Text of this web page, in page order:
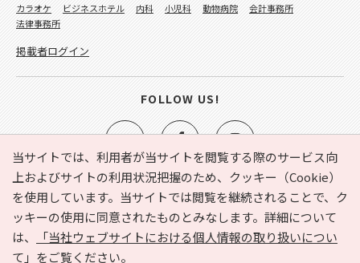
当サイトでは、利用者が当サイトを閲覧する際のサービス向
上およびサイトの利用状況把握のため、クッキー（Cookie）
を使用しています。当サイトでは閲覧を継続されることで、ク
ッキーの使用に同意されたものとみなします。詳細について
は、
「当社ウェブサイトにおける個人情報の取り扱いについ
て」 をご覧ください。
e-NAVITA（イーナビタ）とは？ お気に入り
ヘルプ
利用規約
個人情報の取り扱いについて
運営会社
サイトマップ
広告掲載に関するお問い合わせ
カラオケ
ビジネスホテル 内科 小児科 動物病院
会計事務所
法律事務所
掲載者ログイン
FOLLOW US!